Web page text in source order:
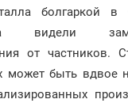
болгаркой в
видели
от частников.
может быть вдвое